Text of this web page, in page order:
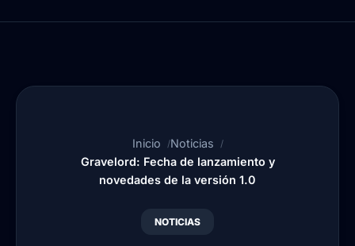
Inicio
Noticias
Gravelord: Fecha de lanzamiento y
novedades de la versión 1.0
NOTICIAS